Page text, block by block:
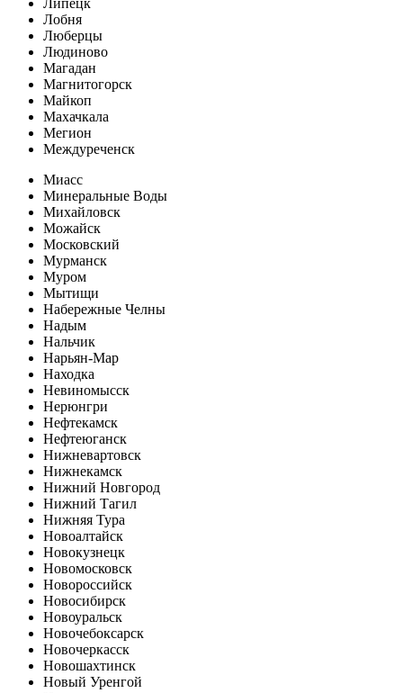
Лобня
Люберцы
Людиново
Магадан
Магнитогорск
Майкоп
Махачкала
Мегион
Междуреченск
Миасс
Минеральные Воды
Михайловск
Можайск
Московский
Мурманск
Муром
Мытищи
Набережные Челны
Надым
Нальчик
Нарьян-Мар
Находка
Невиномысск
Нерюнгри
Нефтекамск
Нефтеюганск
Нижневартовск
Нижнекамск
Нижний Новгород
Нижний Тагил
Нижняя Тура
Новоалтайск
Новокузнецк
Новомосковск
Новороссийск
Новосибирск
Новоуральск
Новочебоксарск
Новочеркасск
Новошахтинск
Новый Уренгой